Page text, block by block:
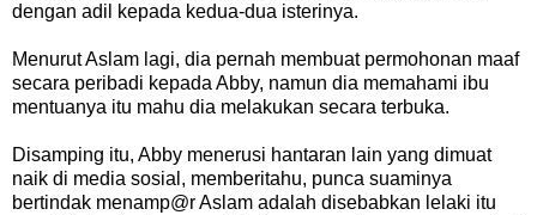
dengan adil kepada kedua-dua isterinya.
Menurut Aslam lagi, dia pernah membuat permohonan maaf
secara peribadi kepada Abby, namun dia memahami ibu
mentuanya itu mahu dia melakukan secara terbuka.
Disamping itu, Abby menerusi hantaran lain yang dimuat
naik di media sosial, memberitahu, punca suaminya
bertindak menamp@r Aslam adalah disebabkan lelaki itu